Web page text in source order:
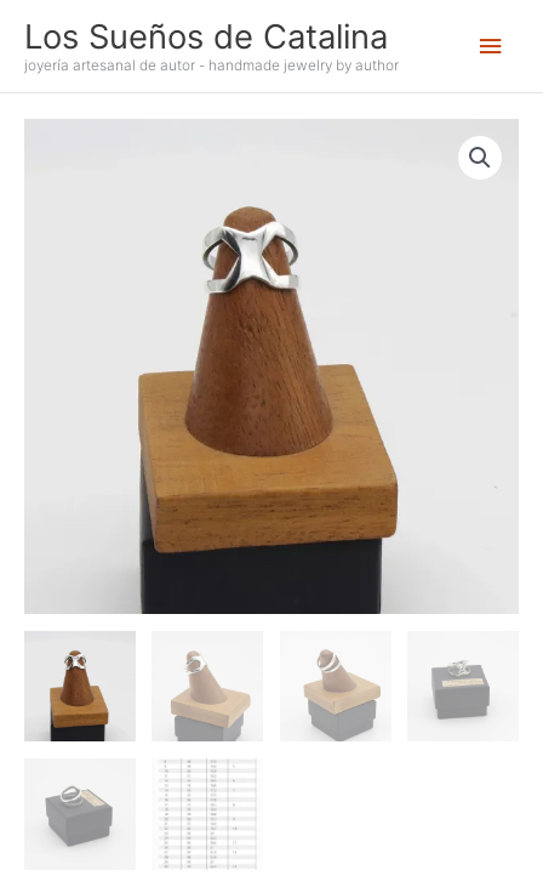
contenido
Los Sueños de Catalina
joyería artesanal de autor - handmade jewelry by author